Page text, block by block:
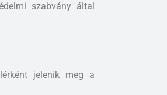
szabvány által
jelenik meg a